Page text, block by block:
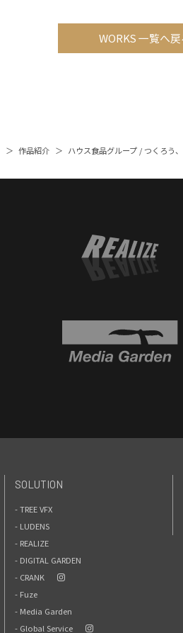
WORKS 一覧へ戻
作品紹介 ハウス食品グループ / つくろう
SOLUTION
- TREE VFX
- LUDENS
- REALIZE
- DIGITAL GARDEN
- CRANK
- Fuze
- Media Garden
- Global Service